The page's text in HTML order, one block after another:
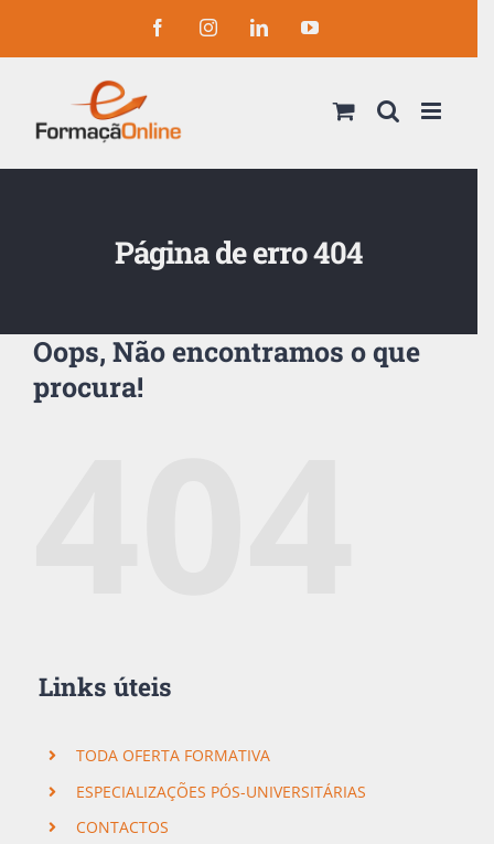
to
FacebookInstagramLinkedInYouTube
Página de erro 404
Oops, Não encontramos o que
procura!
Links úteis
TODA OFERTA FORMATIVA
ESPECIALIZAÇÕES PÓS-UNIVERSITÁRIAS
CONTACTOS